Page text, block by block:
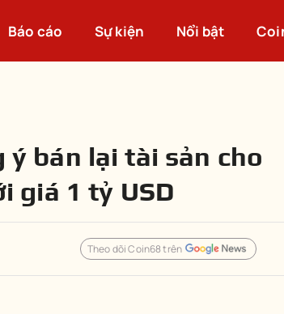
Báo cáo Sự kiện Nổi bật
ý bán lại tài sản cho
giá 1 tỷ USD
Theo dõi Coin68 trên